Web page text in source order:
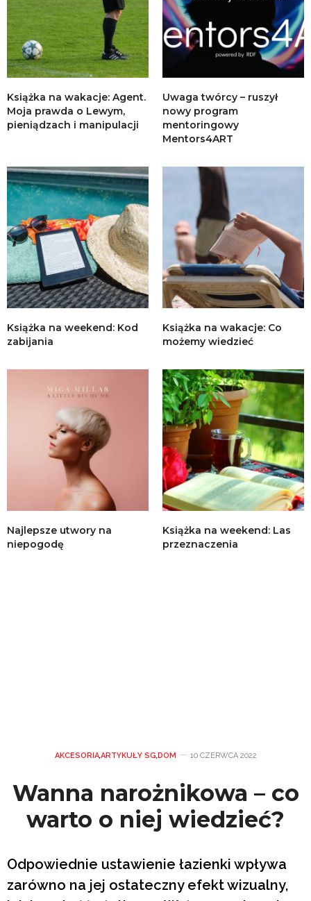
Książka na wakacje: Agent.
Moja prawda o Lewym,
pieniądzach i manipulacji
Uwaga twórcy – ruszył
nowy program
mentoringowy
Mentors4ART
Książka na weekend: Kod
zabijania
Książka na wakacje: Co
możemy wiedzieć
Najlepsze utwory na
niepogodę
Książka na weekend: Las
przeznaczenia
AKCESORIA,ARTYKUŁY SG,DOM 10 CZERWCA 2022
Wanna narożnikowa – co
warto o niej wiedzieć?
Odpowiednie ustawienie łazienki wpływa
zarówno na jej ostateczny efekt wizualny,